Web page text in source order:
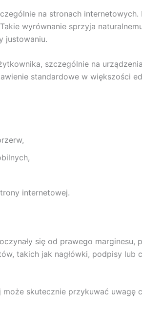
na stronach
wyrównanie sprzyja
justowaniu.
szczególnie na
standardowe w większości
internetowej.
się od prawego marginesu,
takich jak nagłówki, podpisy lub
skutecznie przykuwać